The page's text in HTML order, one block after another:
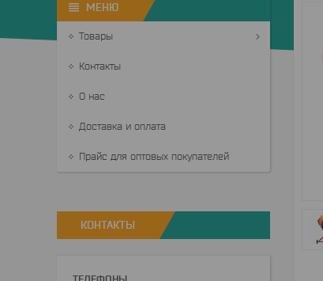
Товары
Контакты
О нас
Доставка и оплата
Прайс для оптовых покупателей
КОНТАКТЫ